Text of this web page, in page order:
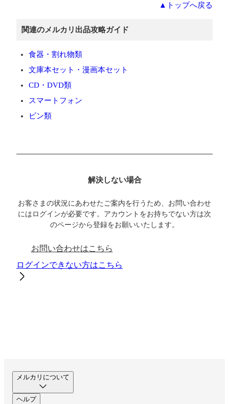
▲トップへ戻る
関連のメルカリ出品攻略ガイド
食器・割れ物類
文庫本セット・漫画本セット
CD・DVD類
スマートフォン
ビン類
解決しない場合
お客さまの状況にあわせたご案内を行うため、お問い合わせ
にはログインが必要です。アカウントをお持ちでない方は次
のページから登録をお願いいたします。
お問い合わせはこちら
ログインできない方はこちら
メルカリについて
ヘルプ